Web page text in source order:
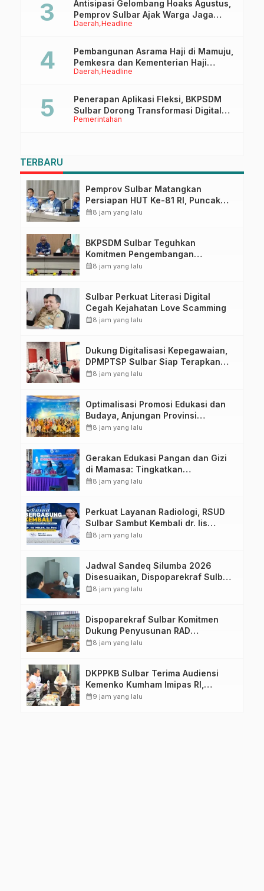
Daerah Headline
Antisipasi Gelombang Hoaks Agustus,
Pemprov Sulbar Ajak Warga Jaga
Ruang Digital
Daerah Headline
Pembangunan Asrama Haji di Mamuju,
Pemkesra dan Kementerian Haji
Sulbar Tinjau Lokasi
Pemerintahan
Penerapan Aplikasi Fleksi, BKPSDM
Sulbar Dorong Transformasi Digital
Sistem Kehadiran ASN
TERBARU
Pemprov Sulbar Matangkan
Persiapan HUT Ke-81 RI, Puncak
Upacara di Lapangan Ahmad
calendar_month8 jam yang lalu
BKPSDM Sulbar Teguhkan
Komitmen Pengembangan
Kompetensi ASN melalui
calendar_month8 jam yang lalu
Sulbar Perkuat Literasi Digital
Cegah Kejahatan Love Scamming
calendar_month8 jam yang lalu
Dukung Digitalisasi Kepegawaian,
DPMPTSP Sulbar Siap Terapkan
Aplikasi FLEKSI ASN
calendar_month8 jam yang lalu
Optimalisasi Promosi Edukasi dan
Budaya, Anjungan Provinsi
Sulawesi Barat Perkuat Kolaborasi
calendar_month8 jam yang lalu
Gerakan Edukasi Pangan dan Gizi
di Mamasa: Tingkatkan
Pengetahuan dan Keterampilan
calendar_month8 jam yang lalu
Perkuat Layanan Radiologi, RSUD
Sulbar Sambut Kembali dr. Iis
Imelda, Sp.Rad
calendar_month8 jam yang lalu
Jadwal Sandeq Silumba 2026
Disesuaikan, Dispoparekraf Sulbar
Pastikan Persiapan Tetap
calendar_month8 jam yang lalu
Dispoparekraf Sulbar Komitmen
Dukung Penyusunan RAD
TPB/SDGs Sulawesi Barat
calendar_month8 jam yang lalu
DKPPKB Sulbar Terima Audiensi
Kemenko Kumham Imipas RI,
Perkuat Pelayanan Kesehatan bagi
calendar_month9 jam yang lalu